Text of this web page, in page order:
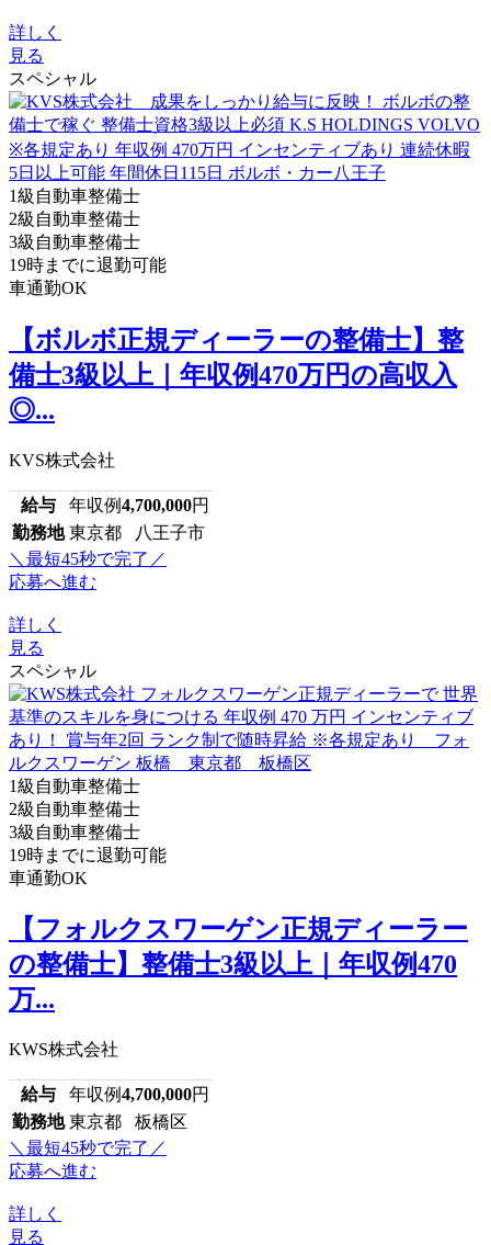
詳しく
見る
スペシャル
1級自動車整備士
2級自動車整備士
3級自動車整備士
19時までに退勤可能
車通勤OK
【ボルボ正規ディーラーの整備士】整
備士3級以上｜年収例470万円の高収入
◎...
KVS株式会社
給与 年収例4,700,000円
勤務地 東京都 八王子市
＼最短45秒で完了／
応募へ進む
詳しく
見る
スペシャル
1級自動車整備士
2級自動車整備士
3級自動車整備士
19時までに退勤可能
車通勤OK
【フォルクスワーゲン正規ディーラー
の整備士】整備士3級以上｜年収例470
万...
KWS株式会社
給与 年収例4,700,000円
勤務地 東京都 板橋区
＼最短45秒で完了／
応募へ進む
詳しく
見る